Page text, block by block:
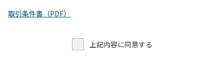
取引条件書（PDF）
上記内容に同意する